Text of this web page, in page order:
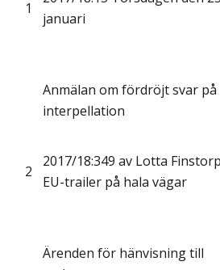
1
januari
Anmälan om fördröjt svar på
interpellation
2
2017/18:349 av Lotta
EU-trailer på hala vägar
Ärenden för hänvisning till